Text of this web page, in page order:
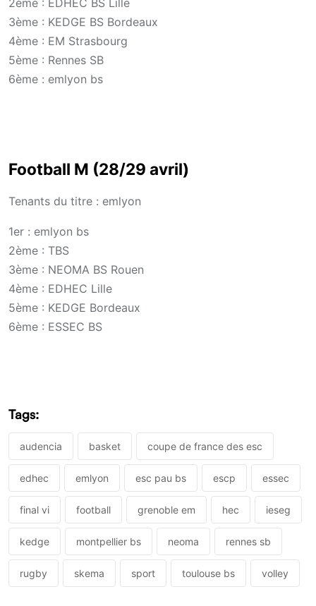
3ème : KEDGE BS Bordeaux
4ème : EM Strasbourg
5ème : Rennes SB
6ème : emlyon bs
Football M (28/29 avril)
Tenants du titre : emlyon
1er : emlyon bs
2ème : TBS
3ème : NEOMA BS Rouen
4ème : EDHEC Lille
5ème : KEDGE Bordeaux
6ème : ESSEC BS
Tags:
audencia basket coupe de france des esc
edhec emlyon esc pau bs escp essec
final vi football grenoble em hec ieseg
kedge montpellier bs neoma rennes sb
rugby skema sport toulouse bs volley